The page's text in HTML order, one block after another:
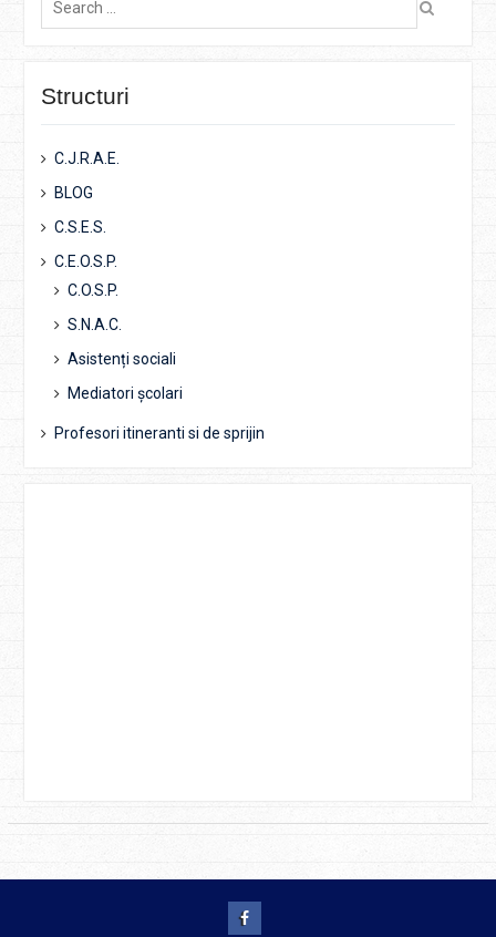
for:
Structuri
C.J.R.A.E.
BLOG
C.S.E.S.
C.E.O.S.P.
C.O.S.P.
S.N.A.C.
Asistenți sociali
Mediatori școlari
Profesori itineranti si de sprijin